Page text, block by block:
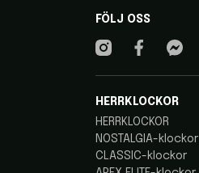
FÖLJ OSS
HERRKLOCKOR
HERRKLOCKOR
NOSTALGIA-klockor
CLASSIC-klockor